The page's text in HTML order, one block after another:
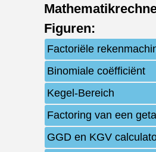
Figuren:
Factoriële
Binomiale coëfficiënt
Kegel-Bereich
Factoring van een
GGD en KGV